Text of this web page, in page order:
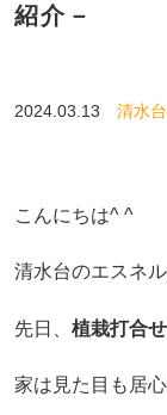
紹介－
2024.03.13 清水
こんにちは^ ^
清水台のエスネ
先日、 植栽打合せ
家は見た目も居